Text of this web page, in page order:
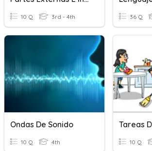
10 Q 3rd - 4th 36 Q
Ondas De Sonido
10 Q 4th
Tareas
10 Q